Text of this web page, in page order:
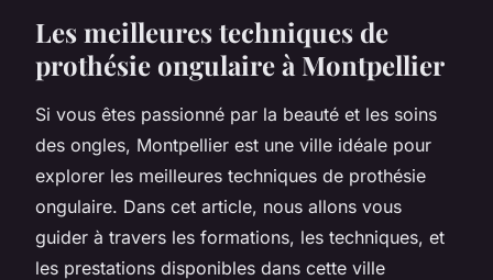
Les meilleures techniques de
prothésie ongulaire à Montpellier
Si vous êtes passionné par la beauté et les soins
des ongles, Montpellier est une ville idéale pour
explorer les meilleures techniques de prothésie
ongulaire. Dans cet article, nous allons vous
guider à travers les formations, les techniques, et
les prestations disponibles dans cette ville